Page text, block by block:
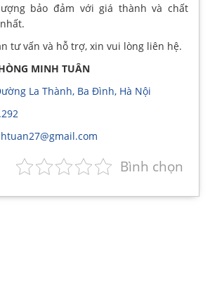
bảo đảm với giá thành và chất
tư vấn và hỗ trợ, xin vui lòng liên hệ.
MINH TUÂN
La Thành, Ba Đình, Hà Nội
Bình chọn